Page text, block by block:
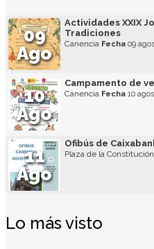
09
Ago
Actividades XXIX
Tradiciones
Canencia Fecha 09
10
Ago
Campamento de
Canencia Fecha 10
11
Ago
Ofibús de
Plaza de la Constitución
Lo más visto